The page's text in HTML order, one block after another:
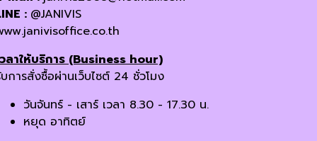
: @JANIVIS
ลาให้บริการ (Business hour)
การสั่งซื้อผ่านเว็บไซต์ 24 ชั่วโมง
วันจันทร์ - เสาร์ เวลา 8.30 - 17.30 น.
หยุด อาทิตย์